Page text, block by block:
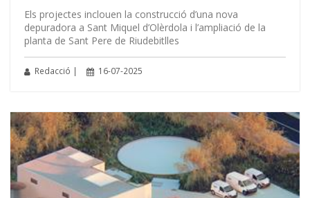
Els projectes inclouen la construcció d’una nova
depuradora a Sant Miquel d’Olèrdola i l’ampliació de la
planta de Sant Pere de Riudebitlles
Redacció | 16-07-2025